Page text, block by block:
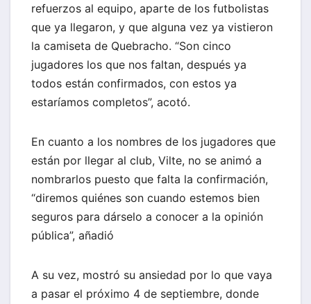
refuerzos al equipo, aparte de los futbolistas
que ya llegaron, y que alguna vez ya vistieron
la camiseta de Quebracho. “Son cinco
jugadores los que nos faltan, después ya
todos están confirmados, con estos ya
estaríamos completos”, acotó.
En cuanto a los nombres de los jugadores que
están por llegar al club, Vilte, no se animó a
nombrarlos puesto que falta la confirmación,
“diremos quiénes son cuando estemos bien
seguros para dárselo a conocer a la opinión
pública”, añadió
A su vez, mostró su ansiedad por lo que vaya
a pasar el próximo 4 de septiembre, donde